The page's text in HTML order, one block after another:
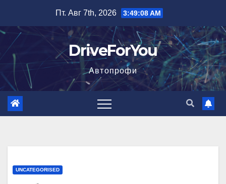
содержимому
Пт. Авг 7th, 2026 3:49:09 AM
DriveForYou
Автопрофи
UNCATEGORISED